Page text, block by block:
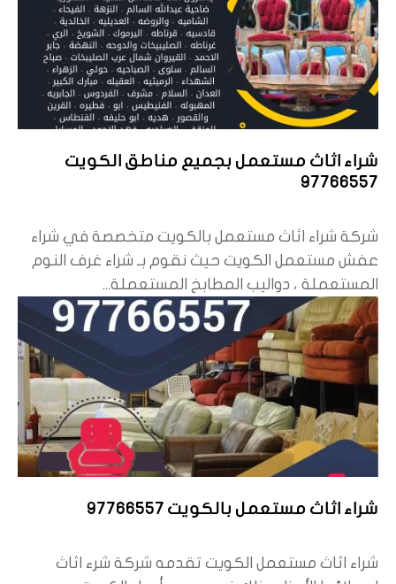
شراء اثاث مستعمل بجميع مناطق الكويت
97766557
شركة شراء اثاث مستعمل بالكويت متخصصة في شراء
عفش مستعمل الكويت حيث نقوم بـ شراء غرف النوم
المستعملة ، دواليب المطابخ المستعملة...
شراء اثاث مستعمل بالكويت 97766557
شراء اثاث مستعمل الكويت تقدمه شركة شرء اثاث